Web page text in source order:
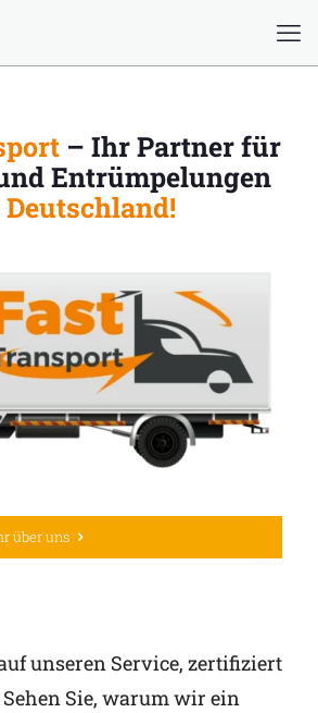
– Ihr Partner für
Entrümpelungen
Deutschland!
über uns
unseren Service, zertifiziert
Sehen Sie, warum wir ein